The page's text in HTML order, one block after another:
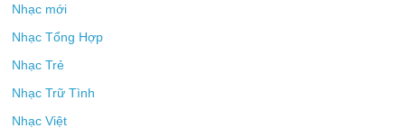
Nhạc mới
Nhạc Tổng Hợp
Nhạc Trẻ
Nhạc Trữ Tình
Nhạc Việt